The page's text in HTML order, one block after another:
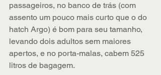
passageiros, no banco de trás (com
assento um pouco mais curto que o do
hatch Argo) é bom para seu tamanho,
levando dois adultos sem maiores
apertos, e no porta-malas, cabem 525
litros de bagagem.